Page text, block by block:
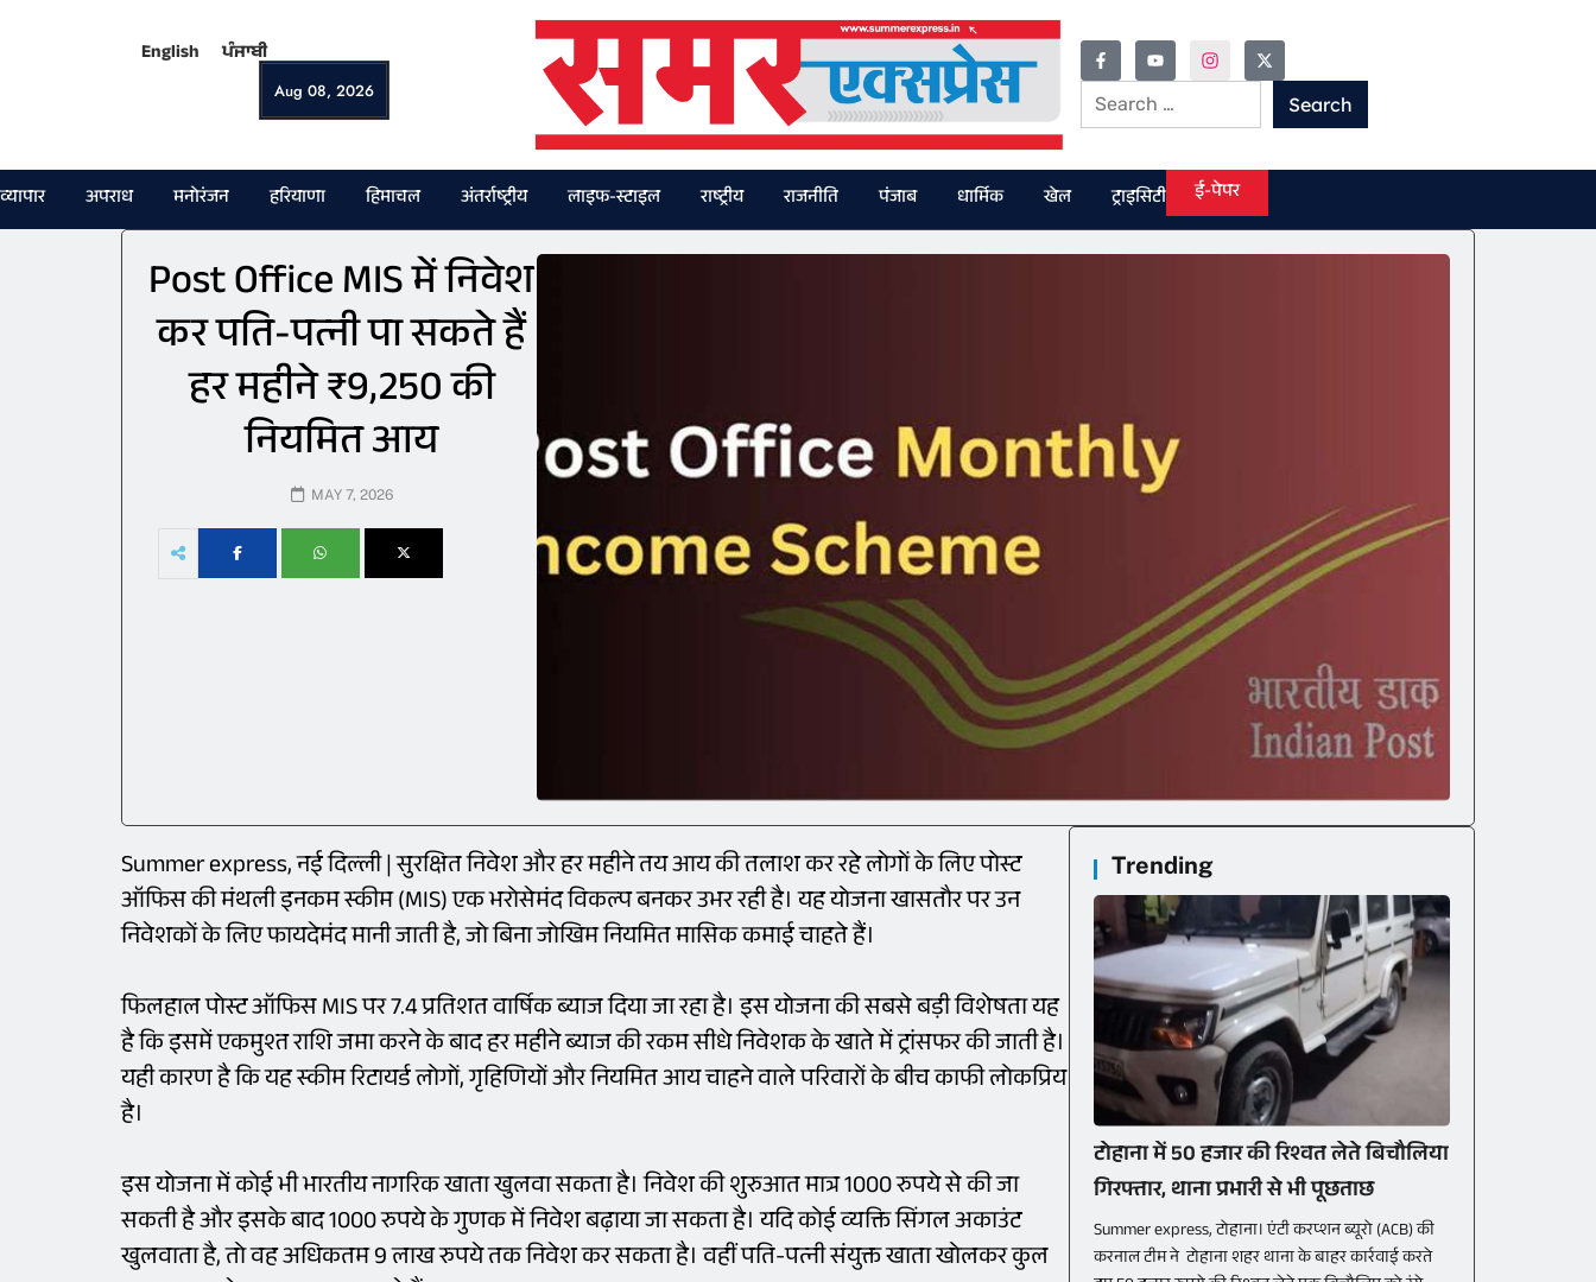
English ਪੰਜਾਬੀ
Aug 08, 2026
व्यापार अपराध मनोरंजन हरियाणा हिमाचल अंतर्राष्ट्रीय लाइफ-स्टाइल राष्ट्रीय राजनीति पंजाब धार्मिक खेल ट्राइसिटी ई-पेपर
Post Office MIS में निवेश
कर पति-पत्नी पा सकते हैं
हर महीने ₹9,250 की
नियमित आय
MAY 7, 2026
Summer express, नई दिल्ली | सुरक्षित निवेश और हर महीने तय आय की तलाश कर रहे लोगों के लिए पोस्ट
ऑफिस की मंथली इनकम स्कीम (MIS) एक भरोसेमंद विकल्प बनकर उभर रही है। यह योजना खासतौर पर उन
निवेशकों के लिए फायदेमंद मानी जाती है, जो बिना जोखिम नियमित मासिक कमाई चाहते हैं।
फिलहाल पोस्ट ऑफिस MIS पर 7.4 प्रतिशत वार्षिक ब्याज दिया जा रहा है। इस योजना की सबसे बड़ी विशेषता यह
है कि इसमें एकमुश्त राशि जमा करने के बाद हर महीने ब्याज की रकम सीधे निवेशक के खाते में ट्रांसफर की जाती है।
यही कारण है कि यह स्कीम रिटायर्ड लोगों, गृहिणियों और नियमित आय चाहने वाले परिवारों के बीच काफी लोकप्रिय
है।
इस योजना में कोई भी भारतीय नागरिक खाता खुलवा सकता है। निवेश की शुरुआत मात्र 1000 रुपये से की जा
सकती है और इसके बाद 1000 रुपये के गुणक में निवेश बढ़ाया जा सकता है। यदि कोई व्यक्ति सिंगल अकाउंट
खुलवाता है, तो वह अधिकतम 9 लाख रुपये तक निवेश कर सकता है। वहीं पति-पत्नी संयुक्त खाता खोलकर कुल
Trending
टोहाना में 50 हजार की रिश्वत लेते बिचौलिया
गिरफ्तार, थाना प्रभारी से भी पूछताछ
Summer express, टोहाना। एंटी करप्शन ब्यूरो (ACB) की
करनाल टीम ने टोहाना शहर थाना के बाहर कार्रवाई करते